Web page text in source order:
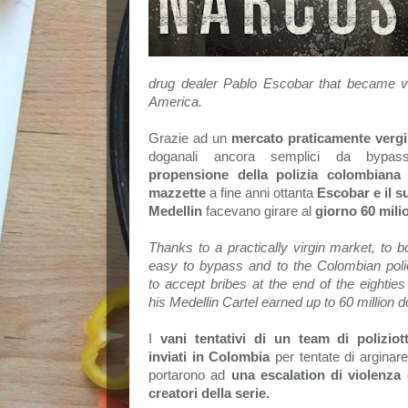
drug dealer Pablo Escobar that became
America.
Grazie ad un mercato praticamente
doganali ancora semplici da
propensione della polizia colombiana
mazzettea fine anni ottanta Escobar e il
Medellin facevano girare al giorno 60
Thanks to a practically virgin market, to
easy to bypass and to the Colombian
to accept bribes at the end of the
his Medellin Cartel earned up to 60 million
I vani tentativi di un team di
inviati in Colombia per tentate di
portarono ad una escalation di violenza
creatori della serie.